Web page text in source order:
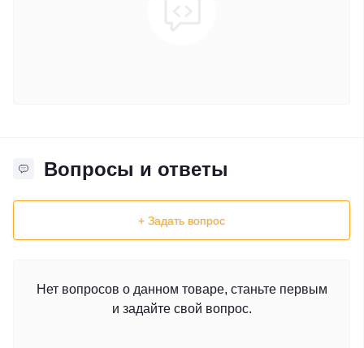
Вопросы и ответы
+ Задать вопрос
Нет вопросов о данном товаре, станьте первым
и задайте свой вопрос.